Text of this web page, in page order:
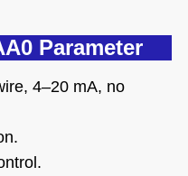
Parameter
4–20 mA, no